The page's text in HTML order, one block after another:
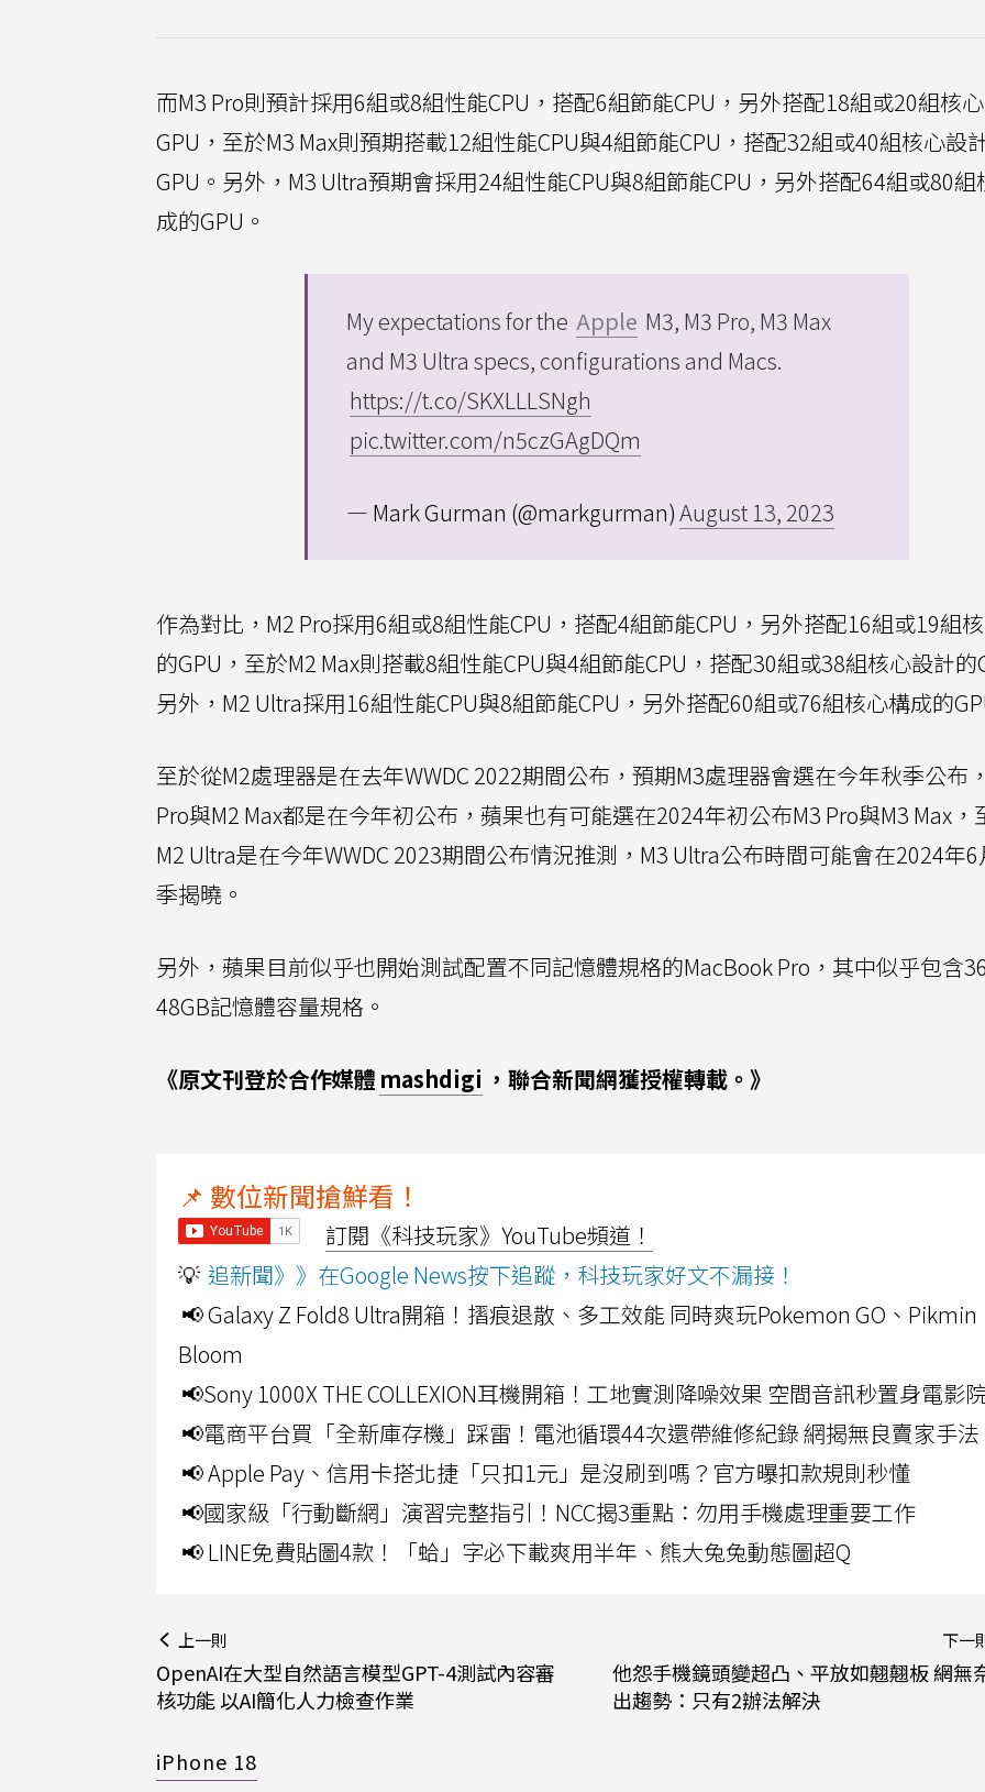
而M3 Pro則預計採用6組或8組性能CPU，搭配6組節能CPU，另外搭配18組或20組核
GPU，至於M3 Max則預期搭載12組性能CPU與4組節能CPU，搭配32組或40組核心設
GPU。另外，M3 Ultra預期會採用24組性能CPU與8組節能CPU，另外搭配64組或80組
成的GPU。
My expectations for the Apple M3, M3 Pro, M3 Max
and M3 Ultra specs, configurations and Macs.
https://t.co/SKXLLLSNgh
pic.twitter.com/n5czGAgDQm
— Mark Gurman (@markgurman)August 13, 2023
作為對比，M2 Pro採用6組或8組性能CPU，搭配4組節能CPU，另外搭配16組或19組
的GPU，至於M2 Max則搭載8組性能CPU與4組節能CPU，搭配30組或38組核心設計的
另外，M2 Ultra採用16組性能CPU與8組節能CPU，另外搭配60組或76組核心構成的
至於從M2處理器是在去年WWDC 2022期間公布，預期M3處理器會選在今年秋季公布
Pro與M2 Max都是在今年初公布，蘋果也有可能選在2024年初公布M3 Pro與M3 Max，
M2 Ultra是在今年WWDC 2023期間公布情況推測，M3 Ultra公布時間可能會在2024年
季揭曉。
另外，蘋果目前似乎也開始測試配置不同記憶體規格的MacBook Pro，其中似乎包含
48GB記憶體容量規格。
《原文刊登於合作媒體 mashdigi ，聯合新聞網獲授權轉載。》
📌 數位新聞搶鮮看！
訂閱《科技玩家》YouTube頻道！
💡 追新聞》》在Google News按下追蹤，科技玩家好文不漏接！
📢 Galaxy Z Fold8 Ultra開箱！摺痕退散、多工效能 同時爽玩Pokemon GO、Pikmin
Bloom
📢Sony 1000X THE COLLEXION耳機開箱！工地實測降噪效果 空間音訊秒置身電影
📢電商平台買「全新庫存機」踩雷！電池循環44次還帶維修紀錄 網揭無良賣家手法
📢 Apple Pay、信用卡搭北捷「只扣1元」是沒刷到嗎？官方曝扣款規則秒懂
📢國家級「行動斷網」演習完整指引！NCC揭3重點：勿用手機處理重要工作
📢 LINE免費貼圖4款！「蛤」字必下載爽用半年、熊大兔兔動態圖超Q
上一則
OpenAI在大型自然語言模型GPT-4測試內容審
核功能 以AI簡化人力檢查作業
下一
他怨手機鏡頭變超凸、平放如翹翹板 網無
出趨勢：只有2辦法解決
iPhone 18